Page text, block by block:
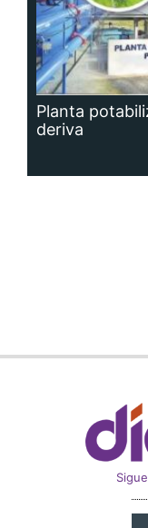
Planta
deriva